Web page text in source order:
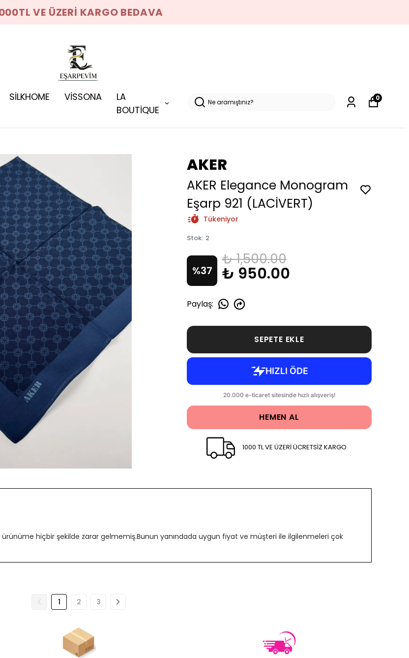
VE ÜZERİ KARGO BEDAVA
SİLKHOME VİSSONA
LA
BOUTİQUE
0
AKER
AKER Elegance Monogram
Eşarp 921 (LACİVERT)
Tükeniyor
Stok: 2
%37
₺ 1,500.00
₺ 950.00
Paylaş:
SEPETE EKLE
HEMEN AL
1000 TL VE ÜZERİ ÜCRETSİZ KARGO
hiçbir şekilde zarar gelmemiş.Bunun yanındada uygun fiyat ve müşteri ile ilgilenmeleri çok
1 2 3